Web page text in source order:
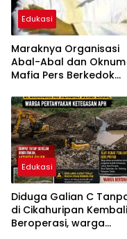
Edukasi
Maraknya Organisasi
Abal-Abal dan Oknum
Mafia Pers Berkedok
Pemberitaan Hoax,
LSM Forum Rakyat
Minta Aparat
Edukasi
Diduga Galian C
di Cikahuripan Kembali
Beroperasi, warga